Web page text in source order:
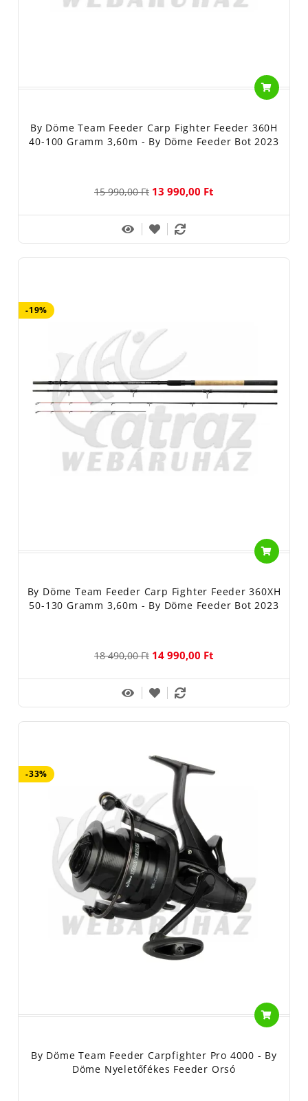
By Döme Team Feeder Carp Fighter Feeder 360H
40-100 Gramm 3,60m - By Döme Feeder Bot 2023
15 990,00 Ft 13 990,00 Ft
-19%
By Döme Team Feeder Carp Fighter Feeder 360XH
50-130 Gramm 3,60m - By Döme Feeder Bot 2023
18 490,00 Ft 14 990,00 Ft
-33%
By Döme Team Feeder Carpfighter Pro 4000 - By
Döme Nyeletőfékes Feeder Orsó